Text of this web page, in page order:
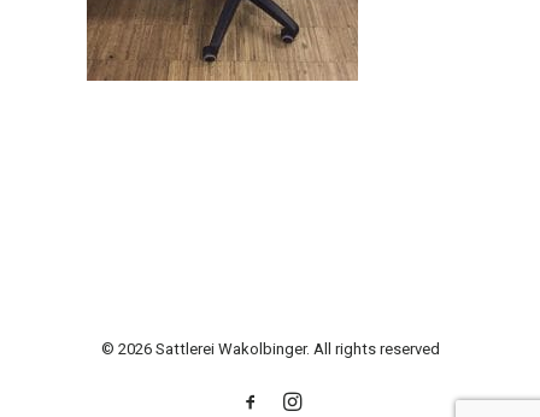
© 2026 Sattlerei Wakolbinger. All rights reserved